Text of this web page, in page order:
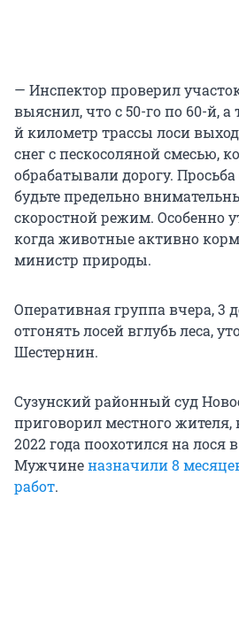
— Инспектор проверил
выяснил, что с 50-го по 60-й, а
й километр трассы лоси
снег с пескосоляной смесью,
обрабатывали дорогу.
будьте предельно
скоростной режим. Особенно
когда животные активно
министр природы.
Оперативная группа вчера, 3
отгонять лосей вглубь леса,
Шестернин.
Сузунский районный суд
приговорил местного жителя,
2022 года поохотился на лося
Мужчиненазначили 8
работ.